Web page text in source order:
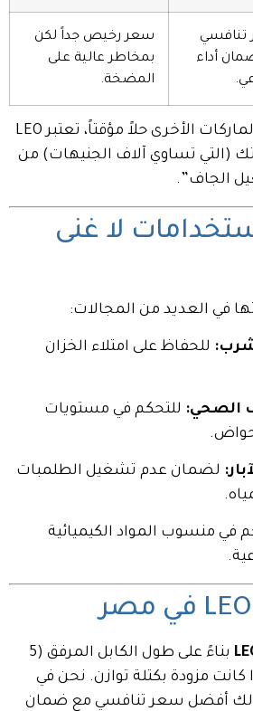
تنافسي
أداء
سعر رخيص جداً لكن
بمخاطر عالية على
المضخة.
بينما توفر الماركات الأخرى حلاً مؤقتاً، تعتبر LEO
(التي تساوي آلاف الجنيهات) من
الجاف”.
لا غنى
للحفاظ على امتلاء الخزان
الصحي: للتحكم في مستويات
لضمان عدم تشغيل الطلمبات
في منسوب المواد الكيميائية
بناءً على طول الكابل المرفق (5
لك أفضل سعر تنافسي مع ضمان